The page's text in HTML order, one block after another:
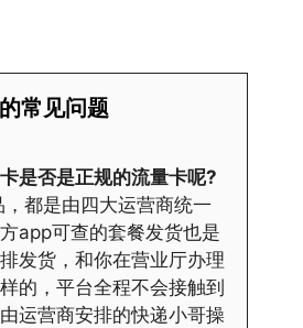
常见问题
是否是正规的流量卡呢?
都是由四大运营商统一
app可查的套餐发货也是
发货，和你在营业厅办理
的，平台全程不会接触到
运营商安排的快递小哥操